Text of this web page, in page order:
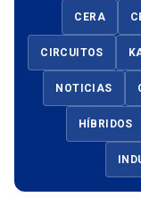
CERA
CIRCUITOS
NOTICIAS
HÍBRIDOS